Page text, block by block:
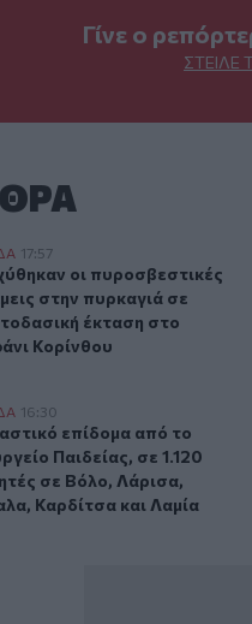
Γίνε ο
ΣΤΕΊΛΕ
δυνάμεις στην
17:57
οι πυροσβεστικές
οι πυροσβεστικές
στην πυρκαγιά σε
έκταση στο
Κορίνθου
υπουργείο Παιδείας,
16:30
επίδομα από το
επίδομα από το
Παιδείας, σε 1.120
σε Βόλο, Λάρισα,
Καρδίτσα και Λαμία